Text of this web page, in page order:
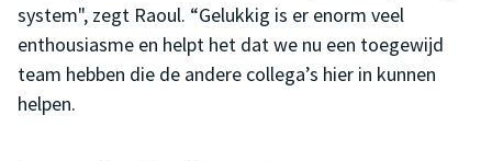
system", zegt Raoul. “Gelukkig is er enorm veel
enthousiasme en helpt het dat we nu een toegewijd
team hebben die de andere collega’s hier in kunnen
helpen.